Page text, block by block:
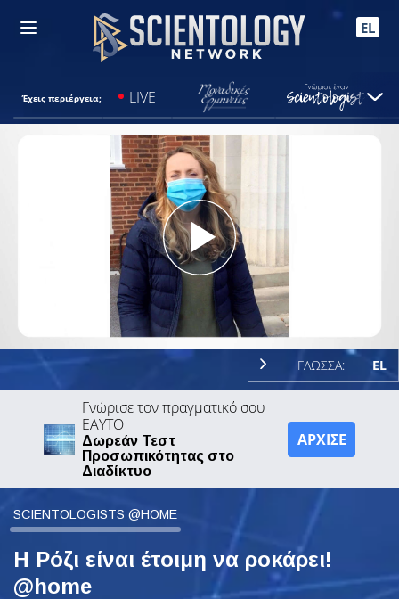
EL
Έχεις περιέργεια; LIVE
Play
Video
ΓΛΩΣΣΑ: EL
Γνώρισε τον πραγματικό σου
ΕΑΥΤΟ
Δωρεάν Τεστ
Προσωπικότητας στο
Διαδίκτυο
ΑΡΧΙΣΕ
SCIENTOLOGISTS @HOME
Η Ρόζι είναι έτοιμη να ροκάρει!
@home